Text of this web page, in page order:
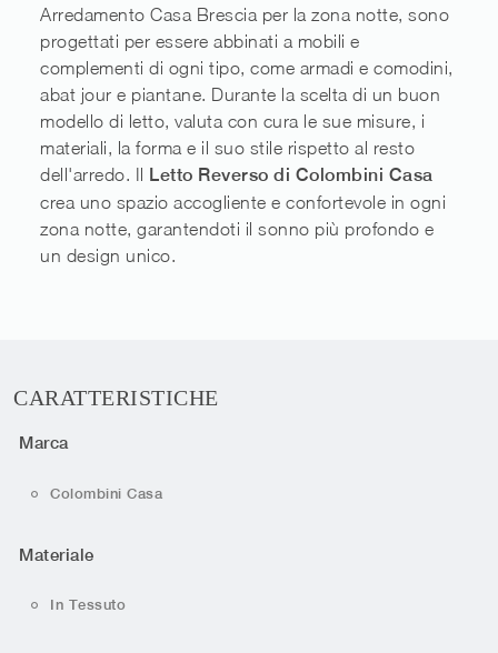
Arredamento Casa Brescia per la zona notte, sono
progettati per essere abbinati a mobili e
complementi di ogni tipo, come armadi e comodini,
abat jour e piantane. Durante la scelta di un buon
modello di letto, valuta con cura le sue misure, i
materiali, la forma e il suo stile rispetto al resto
dell'arredo. Il Letto Reverso di Colombini Casa
crea uno spazio accogliente e confortevole in ogni
zona notte, garantendoti il sonno più profondo e
un design unico.
CARATTERISTICHE
Marca
Colombini Casa
Materiale
In Tessuto